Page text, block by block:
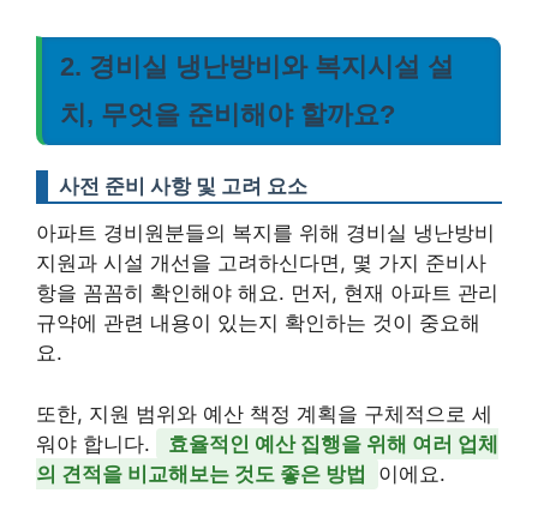
2. 경비실 냉난방비와 복지시설 설
치, 무엇을 준비해야 할까요?
사전 준비 사항 및 고려 요소
아파트 경비원분들의 복지를 위해 경비실 냉난방비
지원과 시설 개선을 고려하신다면, 몇 가지 준비사
항을 꼼꼼히 확인해야 해요. 먼저, 현재 아파트 관리
규약에 관련 내용이 있는지 확인하는 것이 중요해
요.
또한, 지원 범위와 예산 책정 계획을 구체적으로 세
워야 합니다.
효율적인 예산 집행을 위해 여러 업체
의 견적을 비교해보는 것도 좋은 방법
이에요.